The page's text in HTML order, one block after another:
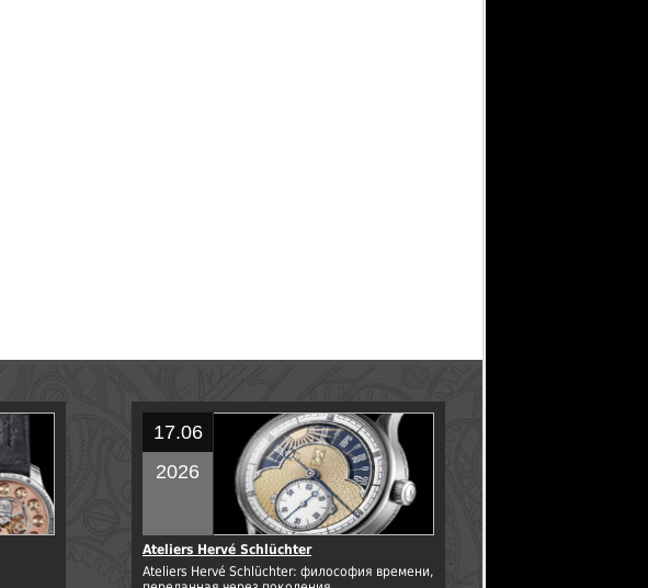
17.06
2026
Ateliers Hervé Schlüchter
Ateliers Hervé Schlüchter: философия времени,